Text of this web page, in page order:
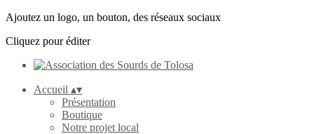
Ajoutez un logo, un bouton, des réseaux sociaux
Cliquez pour éditer
Accueil ▴▾
Présentation
Boutique
Notre projet local